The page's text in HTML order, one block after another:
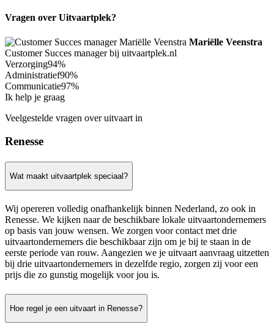
Vragen over Uitvaartplek?
Mariëlle Veenstra
Customer Succes manager bij uitvaartplek.nl
Verzorging94%
Administratief90%
Communicatie97%
Ik help je graag
Veelgestelde vragen over uitvaart in
Renesse
Wat maakt uitvaartplek speciaal?
Wij opereren volledig onafhankelijk binnen Nederland, zo ook in
Renesse. We kijken naar de beschikbare lokale uitvaartondernemers
op basis van jouw wensen. We zorgen voor contact met drie
uitvaartondernemers die beschikbaar zijn om je bij te staan in de
eerste periode van rouw. Aangezien we je uitvaart aanvraag uitzetten
bij drie uitvaartondernemers in dezelfde regio, zorgen zij voor een
prijs die zo gunstig mogelijk voor jou is.
Hoe regel je een uitvaart in Renesse?